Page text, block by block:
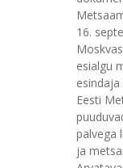
16.
esialgu
Eesti
palvega
ja